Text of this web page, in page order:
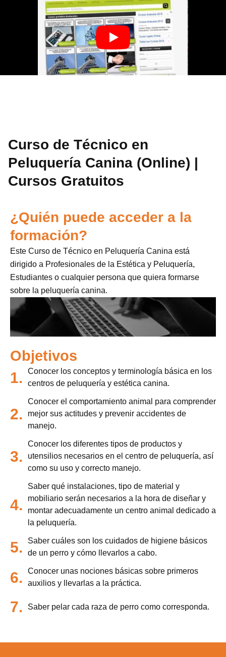
Curso de Técnico en
Peluquería Canina (Online) |
Cursos Gratuitos
¿Quién puede acceder a la
formación?
Este Curso de Técnico en Peluquería Canina está
dirigido a Profesionales de la Estética y Peluquería,
Estudiantes o cualquier persona que quiera formarse
sobre la peluquería canina.
Objetivos
1.
Conocer los conceptos y terminología básica en los
centros de peluquería y estética canina.
2.
Conocer el comportamiento animal para comprender
mejor sus actitudes y prevenir accidentes de
manejo.
3.
Conocer los diferentes tipos de productos y
utensilios necesarios en el centro de peluquería, así
como su uso y correcto manejo.
4.
Saber qué instalaciones, tipo de material y
mobiliario serán necesarios a la hora de diseñar y
montar adecuadamente un centro animal dedicado a
la peluquería.
5.
Saber cuáles son los cuidados de higiene básicos
de un perro y cómo llevarlos a cabo.
6.
Conocer unas nociones básicas sobre primeros
auxilios y llevarlas a la práctica.
7. Saber pelar cada raza de perro como corresponda.